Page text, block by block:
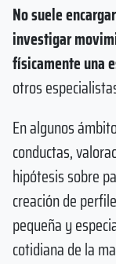
No suele
investigar
físicamente una
otros
En algunos
conductas,
hipótesis sobre
creación de
pequeña y
cotidiana de la